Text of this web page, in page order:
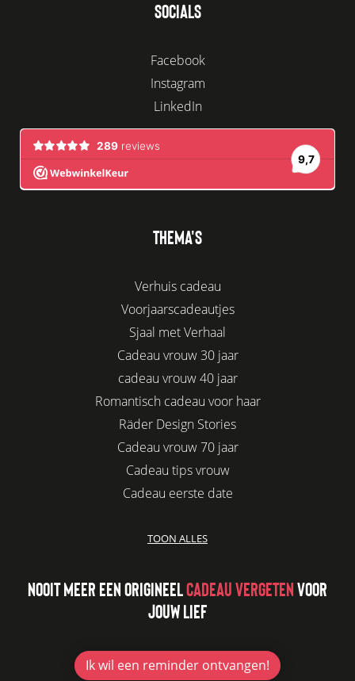
SOCIALS
Facebook
Instagram
LinkedIn
THEMA'S
Verhuis cadeau
Voorjaarscadeautjes
Sjaal met Verhaal
Cadeau vrouw 30 jaar
cadeau vrouw 40 jaar
Romantisch cadeau voor haar
Räder Design Stories
Cadeau vrouw 70 jaar
Cadeau tips vrouw
Cadeau eerste date
Leuke kadootjes
Azur
Kaars cadeau geven
Jubileum cadeau
TOON ALLES
NOOIT MEER EEN ORIGINEELCADEAU VERGETENVOOR
JOUW LIEF
Ik wil een reminder ontvangen!